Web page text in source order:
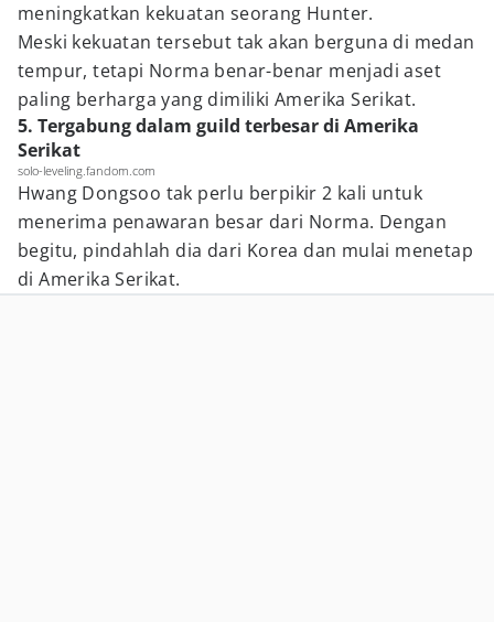
meningkatkan kekuatan seorang Hunter.
Meski kekuatan tersebut tak akan berguna di medan
tempur, tetapi Norma benar-benar menjadi aset
paling berharga yang dimiliki Amerika Serikat.
5. Tergabung dalam guild terbesar di Amerika
Serikat
solo-leveling.fandom.com
Hwang Dongsoo tak perlu berpikir 2 kali untuk
menerima penawaran besar dari Norma. Dengan
begitu, pindahlah dia dari Korea dan mulai menetap
di Amerika Serikat.